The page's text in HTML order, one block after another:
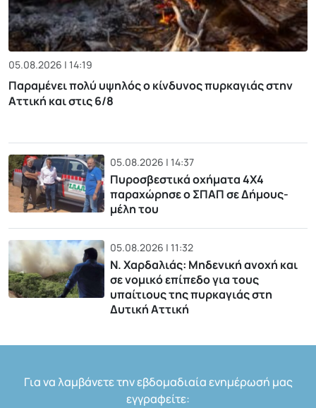
05.08.2026 | 14:19
Παραμένει πολύ υψηλός ο κίνδυνος πυρκαγιάς στην
Αττική και στις 6/8
05.08.2026 | 14:37
Πυροσβεστικά οχήματα 4Χ4
παραχώρησε ο ΣΠΑΠ σε Δήμους-
μέλη του
05.08.2026 | 11:32
Ν. Χαρδαλιάς: Μηδενική ανοχή και
σε νομικό επίπεδο για τους
υπαίτιους της πυρκαγιάς στη
Δυτική Αττική
Για να λαμβάνετε την εβδομαδιαία ενημέρωσή μας
εγγραφείτε: